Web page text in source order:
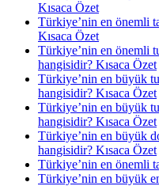
Kısaca Özet
Türkiye’nin en önemli
Kısaca Özet
Türkiye’nin en önemli
hangisidir? Kısaca Özet
Türkiye’nin en büyük
hangisidir? Kısaca Özet
Türkiye’nin en büyük
hangisidir? Kısaca Özet
Türkiye’nin en büyük
hangisidir? Kısaca Özet
Türkiye’nin en önemli
Türkiye’nin en büyük